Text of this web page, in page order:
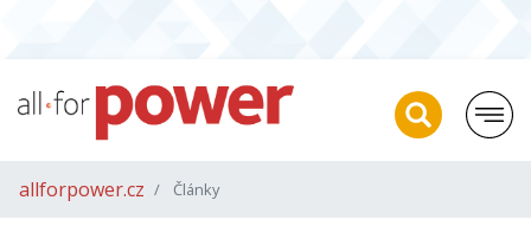
allforpower.cz Články